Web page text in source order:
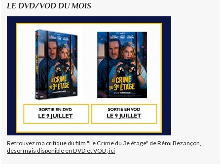
LE DVD/VOD DU MOIS
Retrouvez ma critique du film "Le Crime du 3e étage" de Rémi Bezançon,
désormais disponible en DVD et VOD, ici